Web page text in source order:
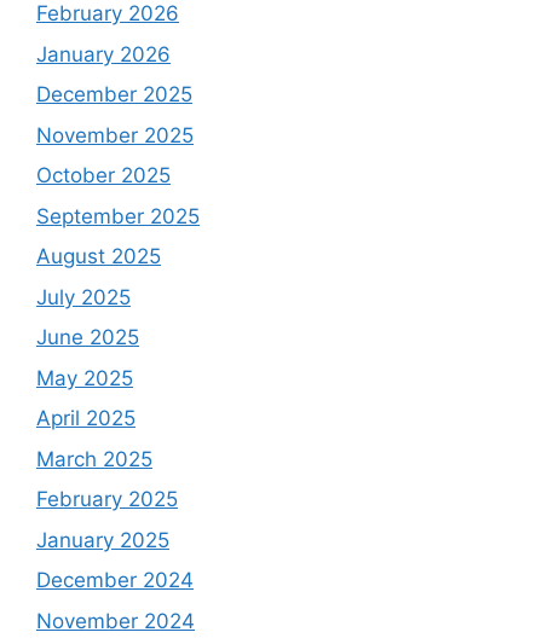
February 2026
January 2026
December 2025
November 2025
October 2025
September 2025
August 2025
July 2025
June 2025
May 2025
April 2025
March 2025
February 2025
January 2025
December 2024
November 2024